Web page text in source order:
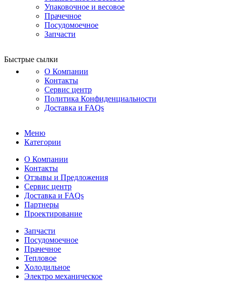
Упаковочное и весовое
Прачечное
Посудомоечное
Запчасти
Быстрые сылки
О Компании
Контакты
Сервис центр
Политика Конфиденциальности
Доставка и FAQs
Меню
Категории
О Компании
Контакты
Отзывы и Предложения
Сервис центр
Доставка и FAQs
Партнеры
Проектирование
Запчасти
Посудомоечное
Прачечное
Тепловое
Холодильное
Электро механическое